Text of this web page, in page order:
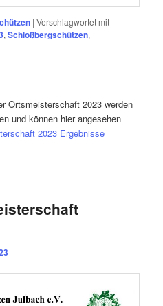
|Verschlagwortet mit
,Schloßbergschützen,
Ortsmeisterschaft 2023 werden
und können hier angesehen
2023 Ergebnisse